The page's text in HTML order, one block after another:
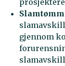
gjennom